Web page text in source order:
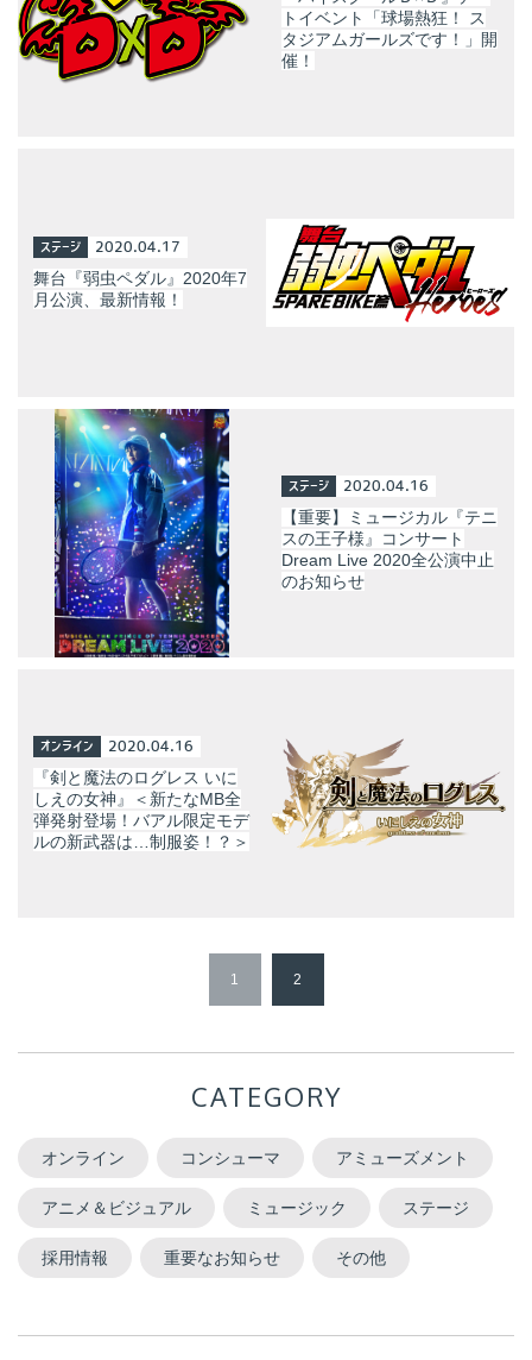
トイベント「球場熱狂！ ス
タジアムガールズです！」開
催！
ステージ 2020.04.17
舞台『弱虫ペダル』2020年7
月公演、最新情報！
ステージ 2020.04.16
【重要】ミュージカル『テニ
スの王子様』コンサート
Dream Live 2020全公演中止
のお知らせ
オンライン 2020.04.16
『剣と魔法のログレス いに
しえの女神』＜新たなMB全
弾発射登場！バアル限定モデ
ルの新武器は…制服姿！？＞
1 2
CATEGORY
オンライン コンシューマ アミューズメント
アニメ＆ビジュアル ミュージック ステージ
採用情報 重要なお知らせ その他